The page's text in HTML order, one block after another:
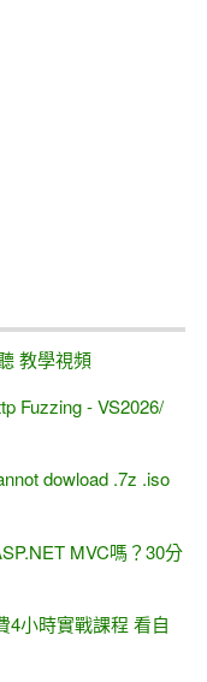
教學視頻
Fuzzing - VS2026/
dowload .7z .iso
MVC嗎？30分
4小時實戰課程 看自